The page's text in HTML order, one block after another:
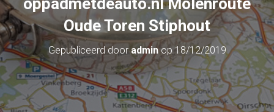
A
T
I
E
oppadmetdeauto.nl Molenroute
Oude Toren Stiphout
Gepubliceerd dooradminop18/12/2019